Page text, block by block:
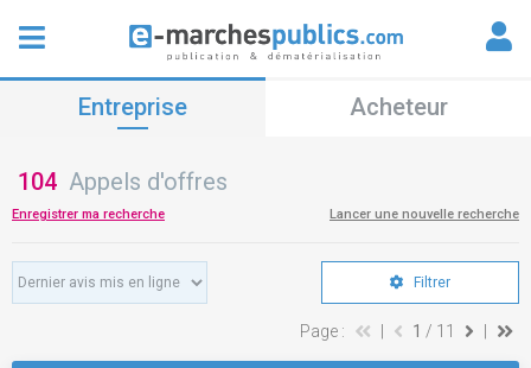
Entreprise Acheteur
104 Appels d'offres
Enregistrer ma recherche Lancer une nouvelle recherche
Filtrer
Page : 1 / 11